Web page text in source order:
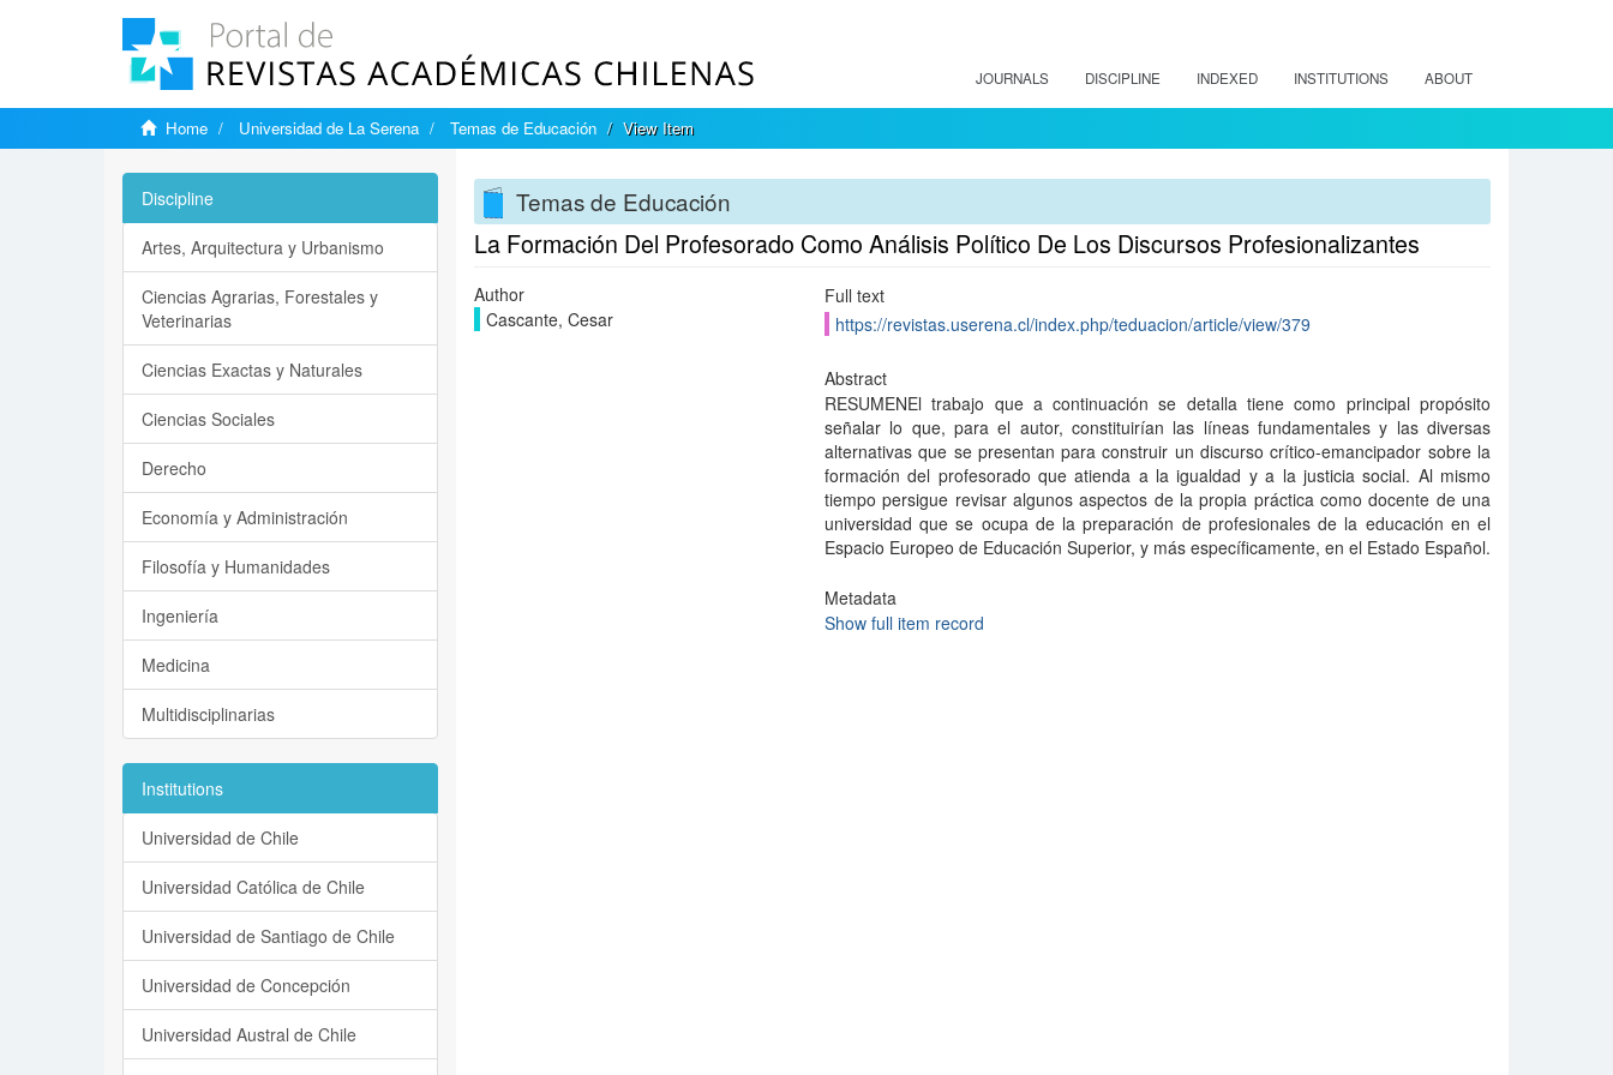
JOURNALS DISCIPLINE INDEXED INSTITUTIONS ABOUT
Home Universidad de La Serena Temas de Educación View Item
Temas de Educación
La Formación Del Profesorado Como Análisis Político De Los Discursos Profesionalizantes
Author
Cascante, Cesar
Full text
https://revistas.userena.cl/index.php/teduacion/article/view/379
Abstract
RESUMENEl trabajo que a continuación se detalla tiene como principal propósito
señalar lo que, para el autor, constituirían las líneas fundamentales y las diversas
alternativas que se presentan para construir un discurso crítico-emancipador sobre la
formación del profesorado que atienda a la igualdad y a la justicia social. Al mismo
tiempo persigue revisar algunos aspectos de la propia práctica como docente de una
universidad que se ocupa de la preparación de profesionales de la educación en el
Espacio Europeo de Educación Superior, y más específicamente, en el Estado Español.
Metadata
Show full item record
Discipline
Artes, Arquitectura y Urbanismo
Ciencias Agrarias, Forestales y
Veterinarias
Ciencias Exactas y Naturales
Ciencias Sociales
Derecho
Economía y Administración
Filosofía y Humanidades
Ingeniería
Medicina
Multidisciplinarias
Institutions
Universidad de Chile
Universidad Católica de Chile
Universidad de Santiago de Chile
Universidad de Concepción
Universidad Austral de Chile